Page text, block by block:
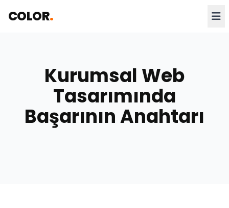
COLOR.
Kurumsal Web
Tasarımında
Başarının Anahtarı